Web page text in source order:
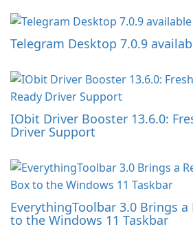
Telegram Desktop 7.0.9
IObit Driver Booster 13.6.0:
Driver Support
EverythingToolbar 3.0 Brings a
to the Windows 11 Taskbar